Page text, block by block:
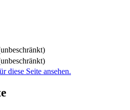
diese Seite ansehen.